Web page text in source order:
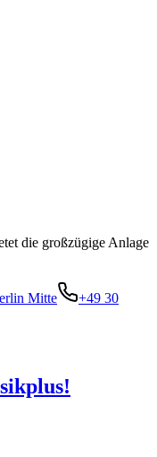
die großzügige Anlage
Mitte
+49 30